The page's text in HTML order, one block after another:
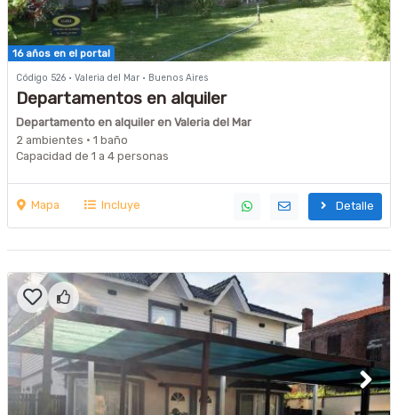
16 años en el portal
Código 526 · Valeria del Mar · Buenos Aires
Departamentos en alquiler
Departamento en alquiler en Valeria del Mar
2 ambientes · 1 baño
Capacidad de 1 a 4 personas
Mapa Incluye Detalle